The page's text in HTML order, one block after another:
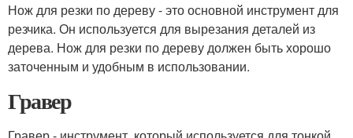
Нож для резки по дереву - это основной инструмент для
резчика. Он используется для вырезания деталей из
дерева. Нож для резки по дереву должен быть хорошо
заточенным и удобным в использовании.
Гравер